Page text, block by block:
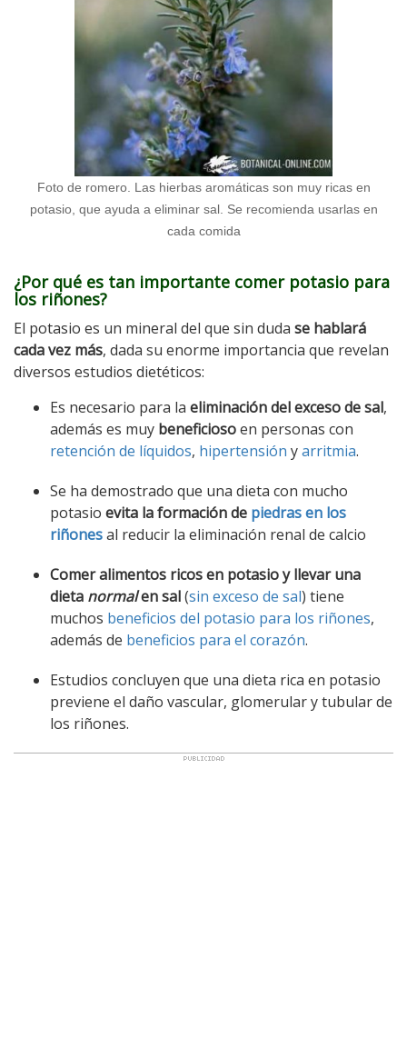
Foto de romero. Las hierbas aromáticas son muy ricas en
potasio, que ayuda a eliminar sal. Se recomienda usarlas en
cada comida
¿Por qué es tan importante comer potasio para
los riñones?
El potasio es un mineral del que sin duda se hablará
cada vez más, dada su enorme importancia que revelan
diversos estudios dietéticos:
Es necesario para la eliminación del exceso de sal,
además es muy beneficiosoen personas con
retención de líquidos, hipertensión yarritmia.
Se ha demostrado que una dieta con mucho
potasio evita la formación de piedras en los
riñonesal reducir la eliminación renal de calcio
Comer alimentos ricos en potasio y llevar una
dieta normalen sal(sin exceso de sal) tiene
muchos beneficios del potasio para los riñones,
además de beneficios para el corazón.
Estudios concluyen que una dieta rica en potasio
previene el daño vascular, glomerular y tubular de
los riñones.